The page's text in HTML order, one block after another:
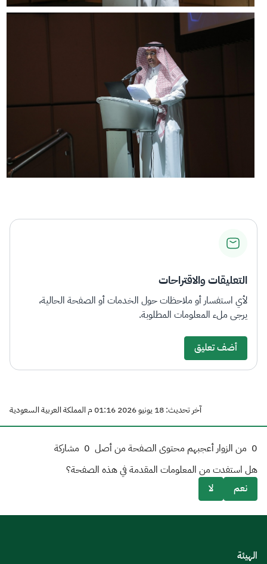
التعليقات والاقتراحات
لأي استفسار أو ملاحظات حول الخدمات أو الصفحة الحالية،
يرجى ملء المعلومات المطلوبة.
أضف تعليق
آخر تحديث: 18 يونيو 2026 01:16 م المملكة العربية السعودية
0 من الزوار أعجبهم محتوى الصفحة من أصل 0 مشاركة
هل استفدت من المعلومات المقدمة في هذه الصفحة؟
نعم
لا
الهيئة